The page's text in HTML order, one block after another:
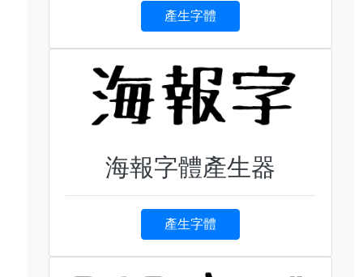
產生字體
海報字體產生器
產生字體